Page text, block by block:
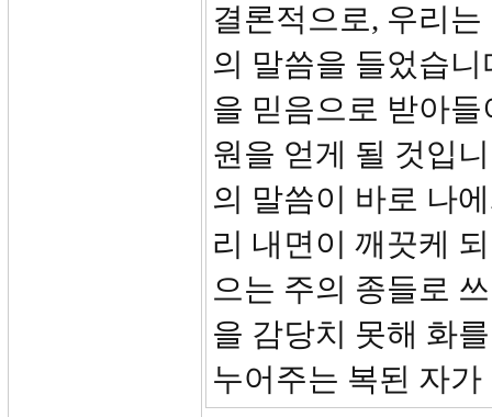
결론적으로, 우리
의 말씀을 들었습
을 믿음으로 받아
원을 얻게 될 것입
의 말씀이 바로 나
리 내면이 깨끗케
으는 주의 종들로
을 감당치 못해 화
누어주는 복된 자